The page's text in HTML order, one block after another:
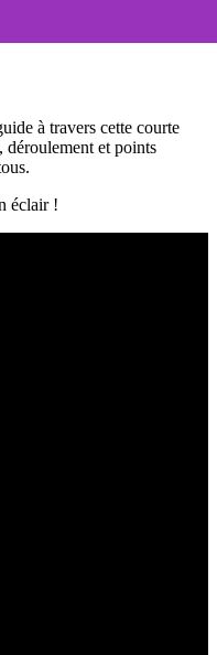
à travers cette courte
déroulement et points
éclair !